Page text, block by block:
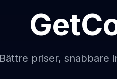
Bättre priser, snabbare